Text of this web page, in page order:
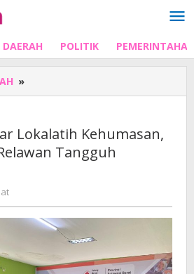
DAERAH POLITIK
»
Sulbar
Kehumasan,
Cetak
Lokalatih Kehumasan,
Tangguh